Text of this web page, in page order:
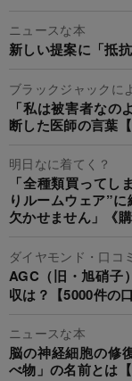
ニュースな本
新しい提案に「抵
ブラックジャックに
「私は被害者な
断した医師の言葉【
明日なに着てく？
「全種類買って
りルームウェア”
欠かせません」《
ダイヤモンド・口コ
AGC（旧・旭硝子
収は？【5000件の
ニュースな本
脳の神経細胞の修
べ物」の名前とは